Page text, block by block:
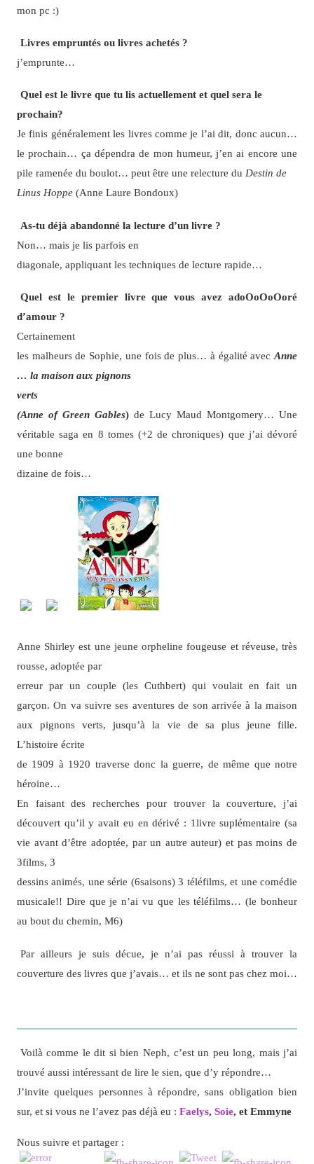
mon pc :)
Livres empruntés ou livres achetés ?
j’emprunte…
Quel est le livre que tu lis actuellement et quel sera le
prochain?
Je finis généralement les livres comme je l’ai dit, donc aucun…
le prochain… ça dépendra de mon humeur, j’en ai encore une
pile ramenée du boulot… peut être une relecture du Destin de
Linus Hoppe(Anne Laure Bondoux)
As-tu déjà abandonné la lecture d’un livre ?
Non… mais je lis parfois en
diagonale, appliquant les techniques de lecture rapide…
Quel est le premier livre que vous avez adoOoOoOoré
d’amour ?
Certainement
les malheurs de Sophie, une fois de plus… à égalité avecAnne
… la maison aux pignons
verts
(Anne of Green Gables)de Lucy Maud Montgomery… Une
véritable saga en 8 tomes (+2 de chroniques) que j’ai dévoré
une bonne
dizaine de fois…
Anne Shirley est une jeune orpheline fougeuse et réveuse, très
rousse, adoptée par
erreur par un couple (les Cuthbert) qui voulait en fait un
garçon. On va suivre ses aventures de son arrivée à la maison
aux pignons verts, jusqu’à la vie de sa plus jeune fille.
L’histoire écrite
de 1909 à 1920 traverse donc la guerre, de même que notre
héroine…
En faisant des recherches pour trouver la couverture, j’ai
découvert qu’il y avait eu en dérivé : 1livre suplémentaire (sa
vie avant d’être adoptée, par un autre auteur) et pas moins de
3films, 3
dessins animés, une série (6saisons) 3 téléfilms, et une comédie
musicale!! Dire que je n’ai vu que les téléfilms… (le bonheur
au bout du chemin, M6)
Par ailleurs je suis décue, je n’ai pas réussi à trouver la
couverture des livres que j’avais… et ils ne sont pas chez moi…
Voilà comme le dit si bien Neph, c’est un peu long, mais j’ai
trouvé aussi intéressant de lire le sien, que d’y répondre…
J’invite quelques personnes à répondre, sans obligation bien
sur, et si vous ne l’avez pas déjà eu : Faelys, Soie, et Emmyne
Nous suivre et partager :